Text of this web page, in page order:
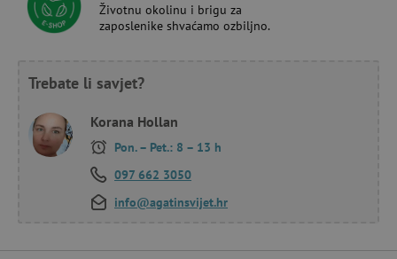
Životnu okolinu i brigu za
zaposlenike shvaćamo ozbiljno.
Trebate li savjet?
Korana Hollan
Pon. – Pet.: 8 – 13 h
097 662 3050
info@agatinsvijet.hr